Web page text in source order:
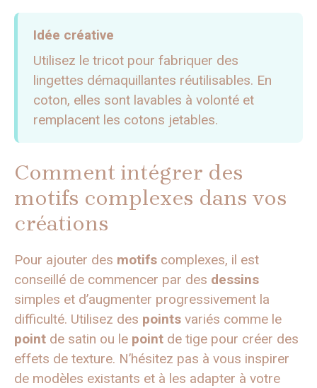
Idée créative
Utilisez le tricot pour fabriquer des
lingettes démaquillantes réutilisables. En
coton, elles sont lavables à volonté et
remplacent les cotons jetables.
Comment intégrer des
motifs complexes dans vos
créations
Pour ajouter des motifs complexes, il est
conseillé de commencer par des dessins
simples et d’augmenter progressivement la
difficulté. Utilisez des points variés comme le
point de satin ou le point de tige pour créer des
effets de texture. N’hésitez pas à vous inspirer
de modèles existants et à les adapter à votre